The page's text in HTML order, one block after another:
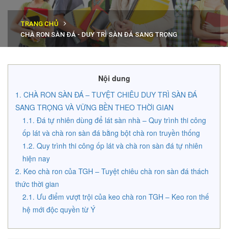
TRANG CHỦ
CHÀ RON SÀN ĐÁ - DUY TRÌ SÀN ĐÁ SANG TRỌNG
Nội dung
CHÀ RON SÀN ĐÁ – TUYỆT CHIÊU DUY TRÌ SÀN ĐÁ
SANG TRỌNG VÀ VỮNG BỀN THEO THỜI GIAN
Đá tự nhiên dùng để lát sàn nhà – Quy trình thi công
ốp lát và chà ron sàn đá bằng bột chà ron truyền thống
Quy trình thi công ốp lát và chà ron sàn đá tự nhiên
hiện nay
Keo chà ron của TGH – Tuyệt chiêu chà ron sàn đá thách
thức thời gian
Ưu điểm vượt trội của keo chà ron TGH – Keo ron thế
hệ mới độc quyền từ Ý